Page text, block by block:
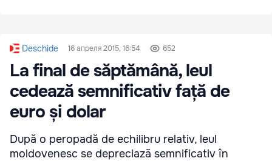
Deschide 16 апреля 2015, 16:54 652
La final de săptămână, leul
cedează semnificativ față de
euro și dolar
După o peropadă de echilibru relativ, leul
moldovenesc se depreciază semnificativ în